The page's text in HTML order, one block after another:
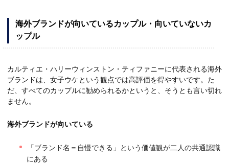
海外ブランドが向いているカップル・向いていないカ
ップル
カルティエ・ハリーウィンストン・ティファニーに代表される海外
ブランドは、女子ウケという観点では高評価を得やすいです。た
だ、すべてのカップルに勧められるかというと、そうとも言い切れ
ません。
海外ブランドが向いている
「ブランド名＝自慢できる」という価値観が二人の共通認識
にある